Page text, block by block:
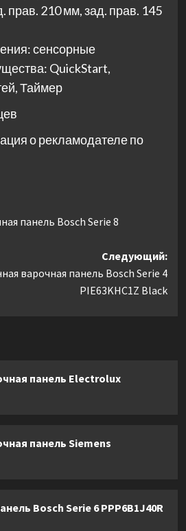
прав. 210 мм, зад. прав. 145
сенсорные
QuickStart,
Таймер
о рекламодателе по
панель Bosch Serie 8
Следующий:
варочная панель Bosch Serie 4
PIE63KHC1Z Black
панель Electrolux
панель Siemens
Bosch Serie 6 PPP6B1J40R